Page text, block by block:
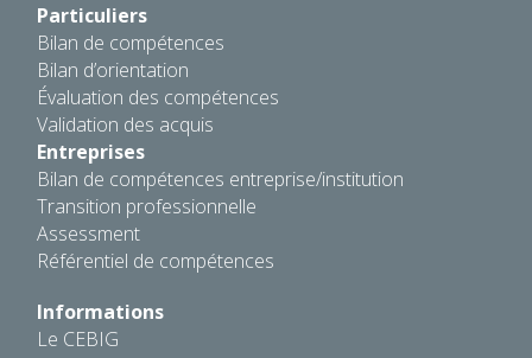
Particuliers
Bilan de compétences
Bilan d’orientation
Évaluation des compétences
Validation des acquis
Entreprises
Bilan de compétences entreprise/institution
Transition professionnelle
Assessment
Référentiel de compétences
Informations
Le CEBIG